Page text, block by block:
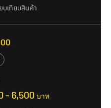
บเทียบสินค้า
- 6,500บาท